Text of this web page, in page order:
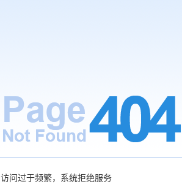
访问过于频繁，系统拒绝服务